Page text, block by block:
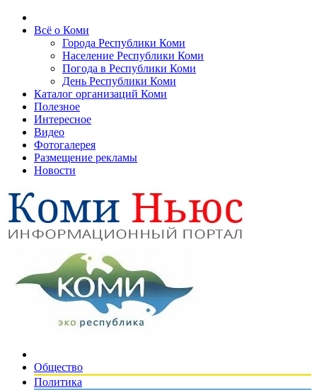
Всё о Коми
Города Республики Коми
Население Республики Коми
Погода в Республики Коми
День Республики Коми
Каталог организаций Коми
Полезное
Интересное
Видео
Фотогалерея
Размещение рекламы
Новости
Общество
Политика